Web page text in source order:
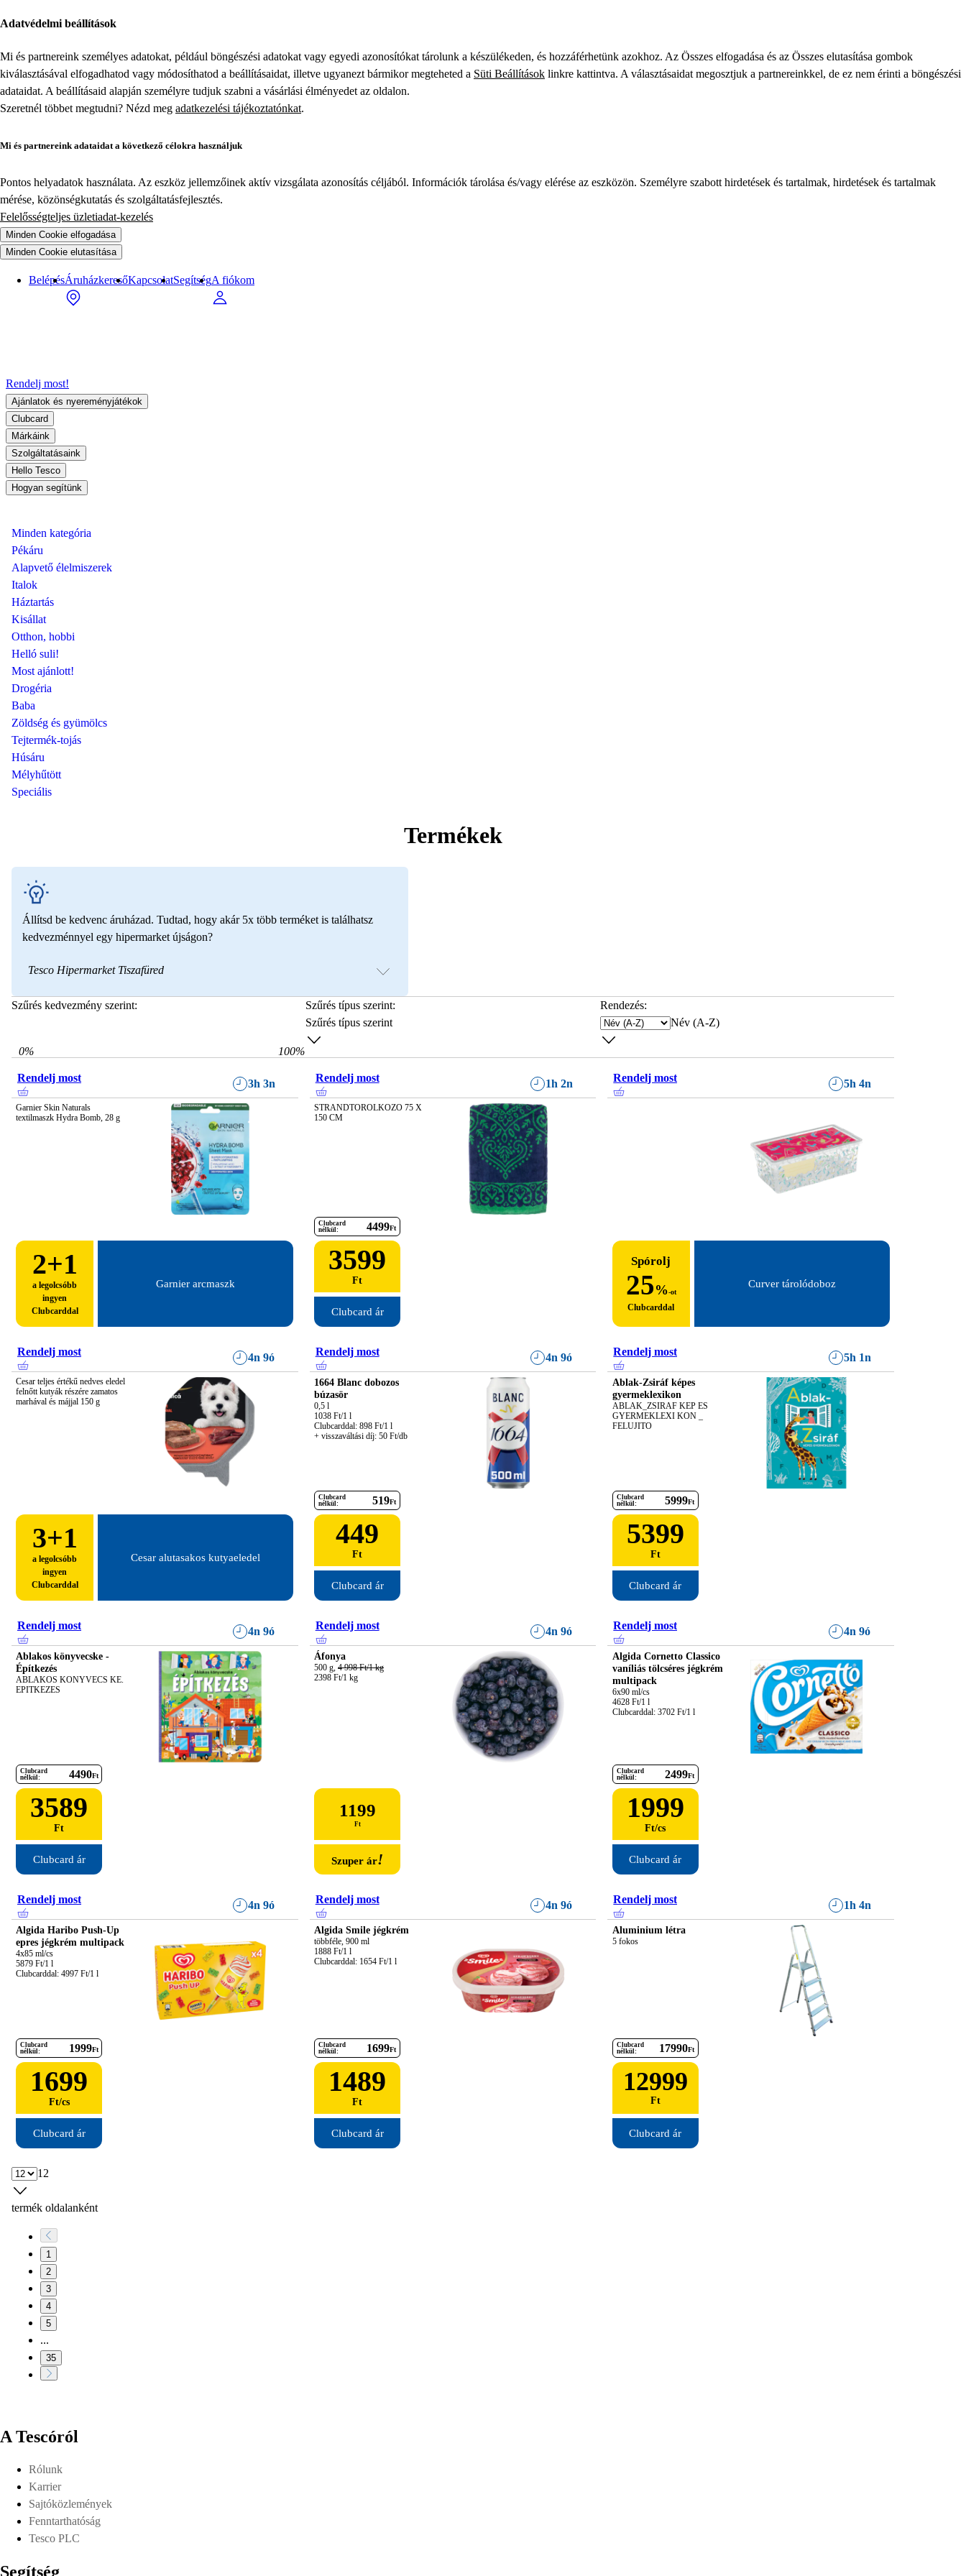
Adatvédelmi beállítások
Mi és partnereink személyes adatokat, például böngészési adatokat vagy egyedi azonosítókat tárolunk a készülékeden, és hozzáférhetünk azokhoz. Az Összes elfogadása és az Összes elutasítása gombok
kiválasztásával elfogadhatod vagy módosíthatod a beállításaidat, illetve ugyanezt bármikor megteheted a Süti Beállítások linkre kattintva. A választásaidat megosztjuk a partnereinkkel, de ez nem érinti a böngészési
adataidat. A beállításaid alapján személyre tudjuk szabni a vásárlási élményedet az oldalon.
Szeretnél többet megtudni? Nézd meg adatkezelési tájékoztatónkat.
Mi és partnereink adataidat a következő célokra használjuk
Pontos helyadatok használata. Az eszköz jellemzőinek aktív vizsgálata azonosítás céljából. Információk tárolása és/vagy elérése az eszközön. Személyre szabott hirdetések és tartalmak, hirdetések és tartalmak
mérése, közönségkutatás és szolgáltatásfejlesztés.
Felelősségteljes üzletiadat-kezelés
Minden Cookie elfogadása
Minden Cookie elutasítása
BelépésÁruházkeresőKapcsolatSegítségA fiókom
Rendelj most!
Ajánlatok és nyereményjátékok
Clubcard
Márkáink
Szolgáltatásaink
Hello Tesco
Hogyan segítünk
Minden kategória
Pékáru
Alapvető élelmiszerek
Italok
Háztartás
Kisállat
Otthon, hobbi
Helló suli!
Most ajánlott!
Drogéria
Baba
Zöldség és gyümölcs
Tejtermék-tojás
Húsáru
Mélyhűtött
Speciális
Termékek
Állítsd be kedvenc áruházad. Tudtad, hogy akár 5x több terméket is találhatsz
kedvezménnyel egy hipermarket újságon?
Tesco Hipermarket Tiszafüred
Szűrés kedvezmény szerint:
0% 100%
Szűrés típus szerint:
Szűrés típus szerint
Rendezés:
Név (A-Z)
Rendelj most 3h 3n
Garnier Skin Naturals
textilmaszk Hydra Bomb, 28 g
2+1
a legolcsóbb
ingyen
Clubcarddal
Garnier arcmaszk
Rendelj most 1h 2n
STRANDTOROLKOZO 75 X
150 CM
Clubcard
nélkül:
4499Ft
3599
Ft
Clubcard ár
Rendelj most 5h 4n
Spórolj
25%-ot
Clubcarddal
Curver tárolódoboz
Rendelj most 4n 9ó
Cesar teljes értékű nedves eledel
felnőtt kutyák részére zamatos
marhával és májjal 150 g
3+1
a legolcsóbb
ingyen
Clubcarddal
Cesar alutasakos kutyaeledel
Rendelj most 4n 9ó
1664 Blanc dobozos
búzasör
0,5 l
1038 Ft/1 l
Clubcarddal: 898 Ft/1 l
+ visszaváltási díj: 50 Ft/db
Clubcard
nélkül:
519Ft
449
Ft
Clubcard ár
Rendelj most 5h 1n
Ablak-Zsiráf képes
gyermeklexikon
ABLAK_ZSIRAF KEP ES
GYERMEKLEXI KON _
FELUJITO
Clubcard
nélkül:
5999Ft
5399
Ft
Clubcard ár
Rendelj most 4n 9ó
Ablakos könyvecske -
Építkezés
ABLAKOS KONYVECS KE.
EPITKEZES
Clubcard
nélkül:
4490Ft
3589
Ft
Clubcard ár
Rendelj most 4n 9ó
Áfonya
500 g, 4 998 Ft/1 kg
2398 Ft/1 kg
1199
Ft
Szuper ár!
Rendelj most 4n 9ó
Algida Cornetto Classico
vaníliás tölcséres jégkrém
multipack
6x90 ml/cs
4628 Ft/1 l
Clubcarddal: 3702 Ft/1 l
Clubcard
nélkül:
2499Ft
1999
Ft/cs
Clubcard ár
Rendelj most 4n 9ó
Algida Haribo Push-Up
epres jégkrém multipack
4x85 ml/cs
5879 Ft/1 l
Clubcarddal: 4997 Ft/1 l
Clubcard
nélkül:
1999Ft
1699
Ft/cs
Clubcard ár
Rendelj most 4n 9ó
Algida Smile jégkrém
többféle, 900 ml
1888 Ft/1 l
Clubcarddal: 1654 Ft/1 l
Clubcard
nélkül:
1699Ft
1489
Ft
Clubcard ár
Rendelj most 1h 4n
Aluminium létra
5 fokos
Clubcard
nélkül:
17990Ft
12999
Ft
Clubcard ár
12
termék oldalanként
1
2
3
4
5
...
35
A Tescóról
Rólunk
Karrier
Sajtóközlemények
Fenntarthatóság
Tesco PLC
Segítség